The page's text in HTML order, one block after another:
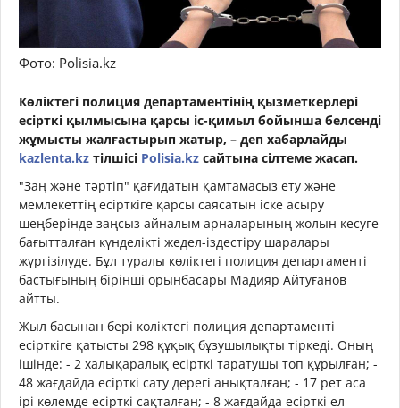
Фото: Polisia.kz
Көліктегі полиция департаментінің қызметкерлері
есірткі қылмысына қарсы іс-қимыл бойынша белсенді
жұмысты жалғастырып жатыр, – деп хабарлайды
kazlenta.kz тілшісі Polisia.kz сайтына сілтеме жасап.
"Заң және тәртіп" қағидатын қамтамасыз ету және
мемлекеттің есірткіге қарсы саясатын іске асыру
шеңберінде заңсыз айналым арналарының жолын кесуге
бағытталған күнделікті жедел-іздестіру шаралары
жүргізілуде. Бұл туралы көліктегі полиция департаменті
бастығының бірінші орынбасары Мадияр Айтуғанов
айтты.
Жыл басынан бері көліктегі полиция департаменті
есірткіге қатысты 298 құқық бұзушылықты тіркеді. Оның
ішінде: - 2 халықаралық есірткі таратушы топ құрылған; -
48 жағдайда есірткі сату дерегі анықталған; - 17 рет аса
ірі көлемде есірткі сақталған; - 8 жағдайда есірткі ел